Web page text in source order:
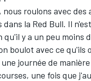
roulons avec
la Red Bull. Il
y a un peu moins
boulot avec ce qu'ils
journée de
une fois que